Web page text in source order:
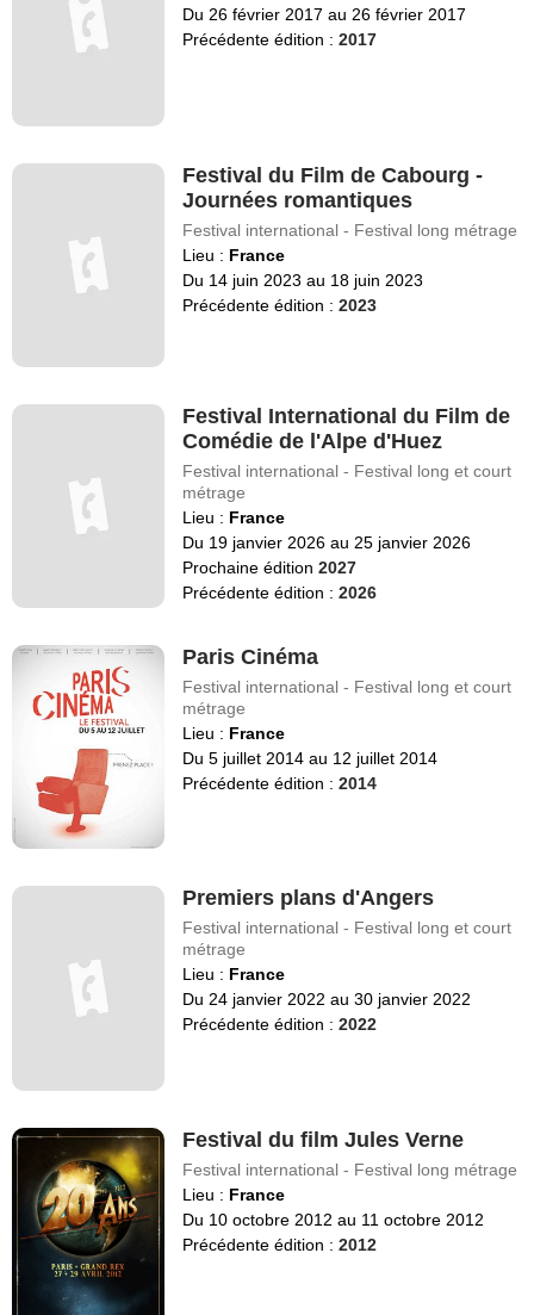
Du 26 février 2017 au 26 février 2017
Précédente édition :2017
Festival du Film de Cabourg -
Journées romantiques
Festival international - Festival long métrage
Lieu : France
Du 14 juin 2023 au 18 juin 2023
Précédente édition :2023
Festival International du Film de
Comédie de l'Alpe d'Huez
Festival international - Festival long et court
métrage
Lieu : France
Du 19 janvier 2026 au 25 janvier 2026
Prochaine édition2027
Précédente édition :2026
Paris Cinéma
Festival international - Festival long et court
métrage
Lieu : France
Du 5 juillet 2014 au 12 juillet 2014
Précédente édition :2014
Premiers plans d'Angers
Festival international - Festival long et court
métrage
Lieu : France
Du 24 janvier 2022 au 30 janvier 2022
Précédente édition :2022
Festival du film Jules Verne
Festival international - Festival long métrage
Lieu : France
Du 10 octobre 2012 au 11 octobre 2012
Précédente édition :2012